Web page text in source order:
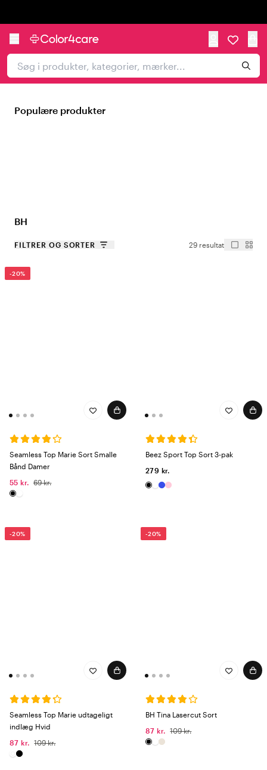
Populære produkter
BH
FILTRER OG SORTER 29 resultat
-20%
Seamless Top Marie Sort Smalle
Bånd Damer
55 kr.
69 kr.
Beez Sport Top Sort 3-pak
279 kr.
-20%
Seamless Top Marie udtageligt
indlæg Hvid
87 kr.
109 kr.
-20%
BH Tina Lasercut Sort
87 kr.
109 kr.